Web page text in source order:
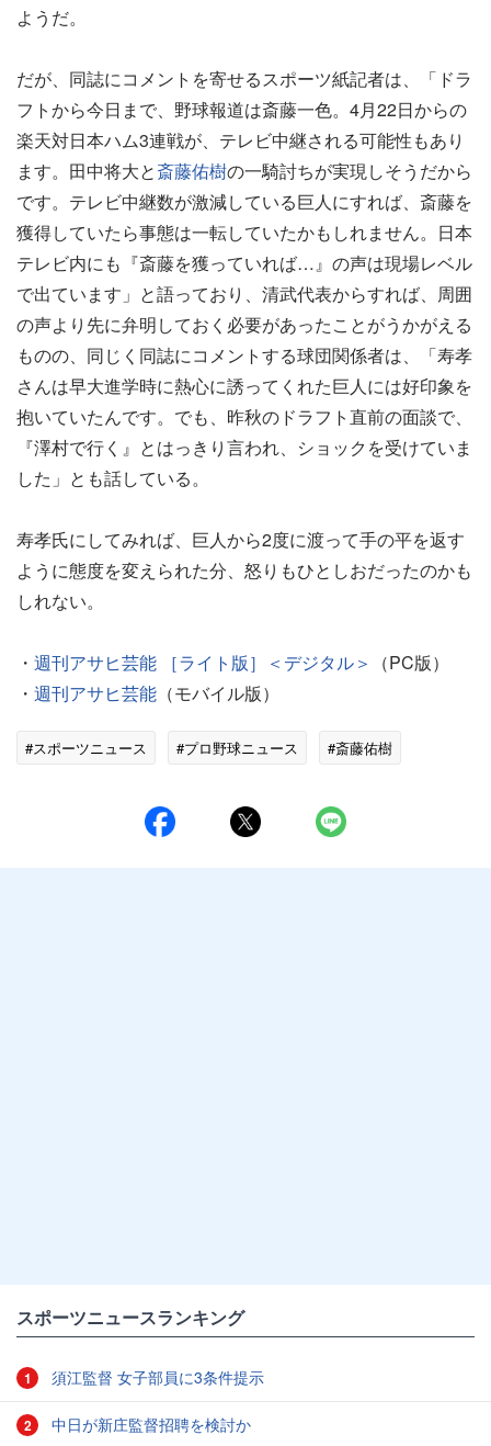
ようだ。
だが、同誌にコメントを寄せるスポーツ紙記者は、「ドラ
フトから今日まで、野球報道は斎藤一色。4月22日からの
楽天対日本ハム3連戦が、テレビ中継される可能性もあり
ます。田中将大と斎藤佑樹の一騎討ちが実現しそうだから
です。テレビ中継数が激減している巨人にすれば、斎藤を
獲得していたら事態は一転していたかもしれません。日本
テレビ内にも『斎藤を獲っていれば…』の声は現場レベル
で出ています」と語っており、清武代表からすれば、周囲
の声より先に弁明しておく必要があったことがうかがえる
ものの、同じく同誌にコメントする球団関係者は、「寿孝
さんは早大進学時に熱心に誘ってくれた巨人には好印象を
抱いていたんです。でも、昨秋のドラフト直前の面談で、
『澤村で行く』とはっきり言われ、ショックを受けていま
した」とも話している。
寿孝氏にしてみれば、巨人から2度に渡って手の平を返す
ように態度を変えられた分、怒りもひとしおだったのかも
しれない。
・ 週刊アサヒ芸能 ［ライト版］＜デジタル＞
（PC版）
・ 週刊アサヒ芸能 （モバイル版）
#スポーツニュース #プロ野球ニュース #斎藤佑樹
スポーツニュースランキング
1 須江監督 女子部員に3条件提示
2 中日が新庄監督招聘を検討か